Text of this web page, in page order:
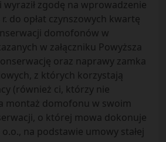
wyraził zgodę na wprowadzenie
do opłat czynszowych kwartę
domofonów w
w załączniku Powyższa
oraz naprawy zamka
z których korzystają
(również ci, którzy nie
montaż domofonu w swoim
o której mowa dokonuje
o.o., na podstawie umowy stałej